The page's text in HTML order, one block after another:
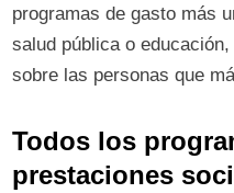
programas de gasto más
salud pública o
sobre las personas que
Todos los
prestaciones